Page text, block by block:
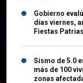
Gobierno
días viernes,
Fiestas
Sismo de 5.0
más de 100
zonas